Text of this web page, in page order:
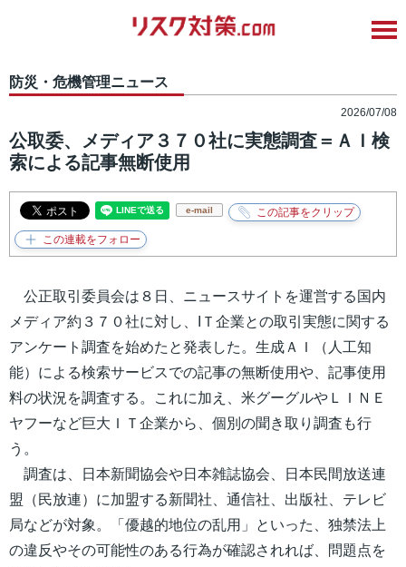
防災・危機管理ニュース
2026/07/08
公取委、メディア３７０社に実態調査＝ＡＩ検
索による記事無断使用
e-mail
公正取引委員会は８日、ニュースサイトを運営する国内
メディア約３７０社に対し、IＴ企業との取引実態に関する
アンケート調査を始めたと発表した。生成ＡＩ（人工知
能）による検索サービスでの記事の無断使用や、記事使用
料の状況を調査する。これに加え、米グーグルやＬＩＮＥ
ヤフーなど巨大ＩＴ企業から、個別の聞き取り調査も行
う。
調査は、日本新聞協会や日本雑誌協会、日本民間放送連
盟（民放連）に加盟する新聞社、通信社、出版社、テレビ
局などが対象。「優越的地位の乱用」といった、独禁法上
の違反やその可能性のある行為が確認されれば、問題点を